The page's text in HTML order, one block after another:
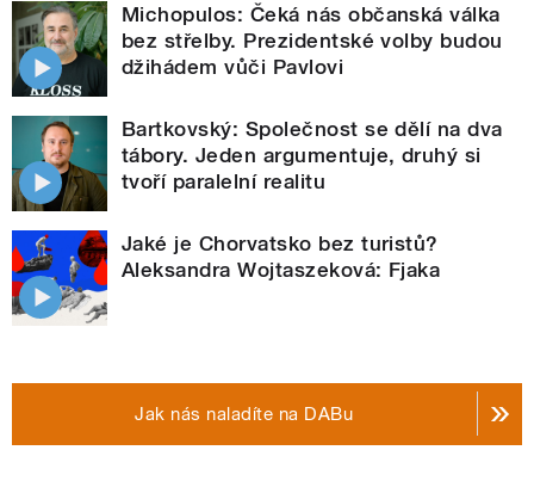
Michopulos: Čeká nás občanská válka
bez střelby. Prezidentské volby budou
džihádem vůči Pavlovi
Bartkovský: Společnost se dělí na dva
tábory. Jeden argumentuje, druhý si
tvoří paralelní realitu
Jaké je Chorvatsko bez turistů?
Aleksandra Wojtaszeková: Fjaka
Jak nás naladíte na DABu